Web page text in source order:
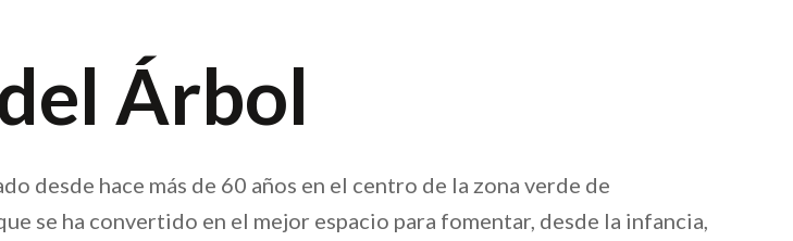
Árbol
desde hace más de 60 años en el centro de la zona verde de
se ha convertido en el mejor espacio para fomentar, desde la infancia,